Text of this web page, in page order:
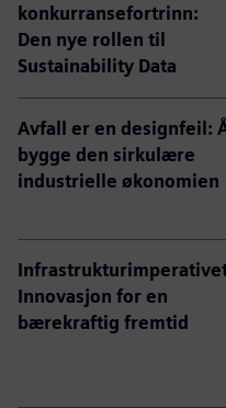
konkurransefortrinn:
Den nye rollen til
Sustainability Data
Avfall er en designfeil:
bygge den sirkulære
industrielle økonomien
Innovasjon for en
bærekraftig fremtid